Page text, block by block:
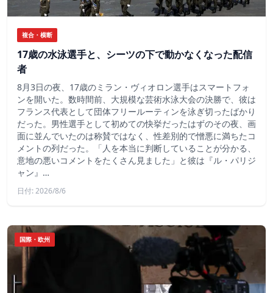
複合・横断
17歳の水泳選手と、シーツの下で動かなくなった配信
者
8月3日の夜、17歳のミラン・ヴィオロン選手はスマートフォ
ンを開いた。数時間前、大規模な芸術水泳大会の決勝で、彼は
フランス代表として団体フリールーティンを泳ぎ切ったばかり
だった。男性選手として初めての快挙だったはずのその夜、画
面に並んでいたのは称賛ではなく、性差別的で憎悪に満ちたコ
メントの列だった。「人を本当に判断していることが分かる、
意地の悪いコメントをたくさん見ました」と彼は『ル・パリジ
ャン』…
日付: 2026/8/6
国際・欧州